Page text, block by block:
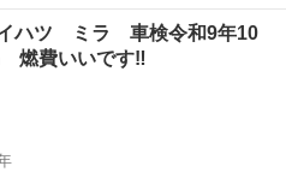
： なし ■ 年式（年）： 平成
用中の為増えます) ■ ...
イゼット 箱バン
イハツ ミラ 車検令和9年10
費いいです‼️